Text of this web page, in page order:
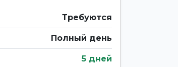
Требуются
Полный день
5 дней